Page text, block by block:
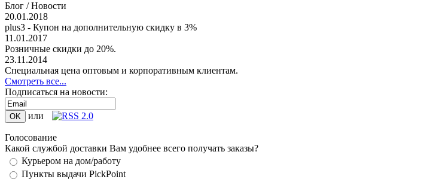
Блог / Новости
20.01.2018
plus3 - Купон на дополнительную скидку в 3%
11.01.2017
Розничные скидки до 20%.
23.11.2014
Специальная цена оптовым и корпоративным клиентам.
Смотреть все...
Подписаться на новости:
или
Голосование
Какой службой доставки Вам удобнее всего получать заказы?
Курьером на дом/работу
Пункты выдачи PickPoint